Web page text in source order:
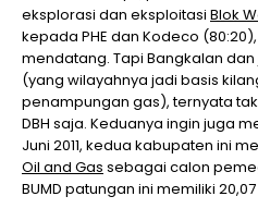
eksplorasi dan eksploitasi Blok
kepada PHE dan Kodeco
mendatang. Tapi Bangkalan
(yang wilayahnya jadi basis
penampungan gas), ternyata
DBH saja. Keduanya ingin juga
Juni 2011, kedua kabupaten ini
Oil and Gas sebagai calon
BUMD patungan ini memiliki